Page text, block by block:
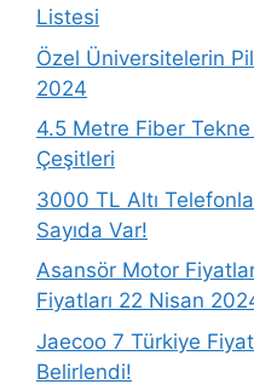
Listesi
Özel Üniversitelerin
2024
4.5 Metre Fiber
Çeşitleri
3000 TL Altı
Sayıda Var!
Asansör Motor
Fiyatları 22 Nisan
Jaecoo 7 Türkiye
Belirlendi!